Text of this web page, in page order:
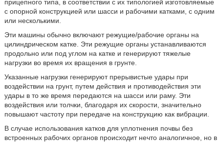
прицепного типа, в соответствии с их типологией изготовляемые
с опорной конструкцией или шасси и рабочими катками, с одним
или несколькими.
Эти машины обычно включают режущие/рабочие органы на
цилиндрическом катке. Эти режущие органы устанавливаются
продольно или под углом на катке и генерируют тяжелые
нагрузки во время их вращения в грунте.
Указанные нагрузки генерируют прерывистые удары при
воздействии на грунт, путем действия и противодействия эти
удары в то же время передаются на шасси или раму. Эти
воздействия или толчки, благодаря их скорости, значительно
повышают частоту при передаче на конструкцию как вибрации.
В случае использования катков для уплотнения почвы без
встроенных рабочих органов происходит нечто аналогичное, но в